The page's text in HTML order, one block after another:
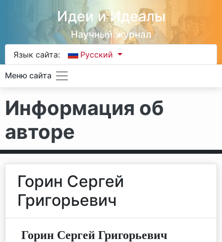
Идеи и Идеалы
Научный журнал
Язык сайта: Русский
Меню сайта
Информация об
авторе
Горин Сергей
Григорьевич
Горин Сергей Григорьевич